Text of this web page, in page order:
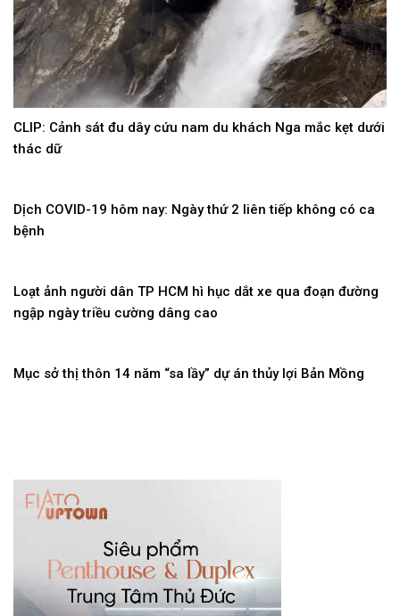
CLIP: Cảnh sát đu dây cứu nam du khách Nga mắc kẹt dưới
thác dữ
Dịch COVID-19 hôm nay: Ngày thứ 2 liên tiếp không có ca
bệnh
Loạt ảnh người dân TP HCM hì hục dắt xe qua đoạn đường
ngập ngày triều cường dâng cao
Mục sở thị thôn 14 năm “sa lầy” dự án thủy lợi Bản Mồng